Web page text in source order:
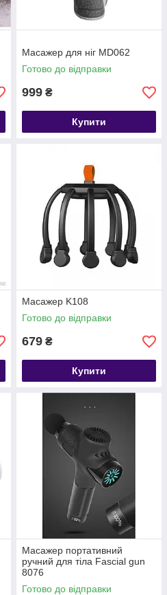
Масажер для ніг MD062
Готово до відправки
999 ₴
Купити
Масажер K108
Готово до відправки
679 ₴
Купити
Масажер портативний
ручний для тіла Fascial gun
8076
Готово до відправки